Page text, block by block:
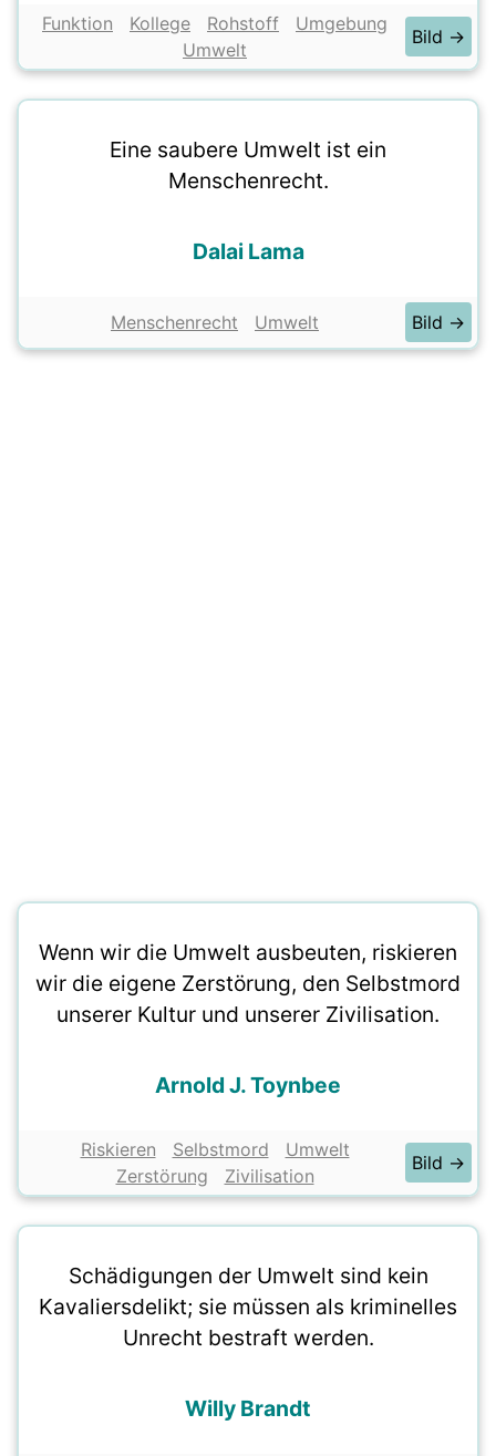
Funktion Kollege Rohstoff
Umgebung
Umwelt
Bild →
Eine saubere Umwelt ist ein
Menschenrecht.
Dalai Lama
Menschenrecht Umwelt Bild →
Wenn wir die Umwelt ausbeuten, riskieren
wir die eigene Zerstörung, den Selbstmord
unserer Kultur und unserer Zivilisation.
Arnold J. Toynbee
Riskieren Selbstmord
Umwelt
Zerstörung
Zivilisation
Bild →
Schädigungen der Umwelt sind kein
Kavaliersdelikt; sie müssen als kriminelles
Unrecht bestraft werden.
Willy Brandt